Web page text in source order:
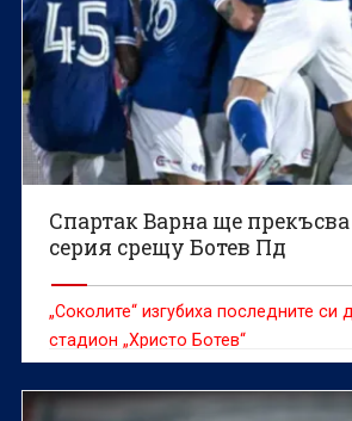
Спартак Варна ще
серия срещу Ботев Пд
„Соколите“ изгубиха последните си
стадион „Христо Ботев“